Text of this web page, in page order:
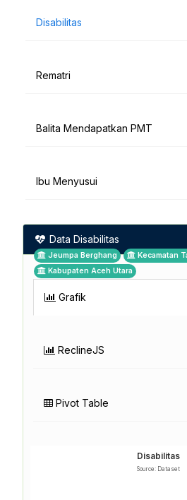
Disabilitas
Rematri
Balita Mendapatkan PMT
Ibu Menyusui
Data Disabilitas
Jeumpa Berghang
Kecamatan
Kabupaten Aceh Utara
Grafik
ReclineJS
Pivot Table
Disabilitas
Source: Dataset